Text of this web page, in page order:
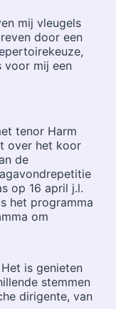
mij vleugels
door een
voor mij een
tenor Harm
over het koor
de
op 16 april j.l.
het programma
om
is genieten
stemmen
dirigente, van